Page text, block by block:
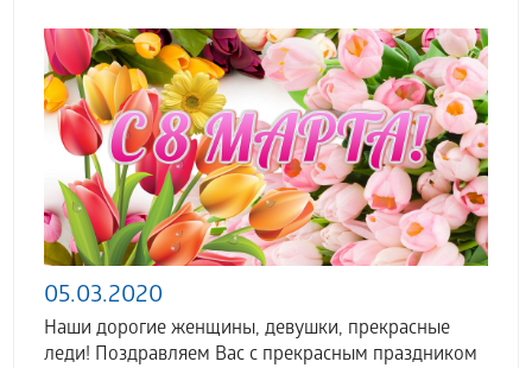
05.03.2020
Наши дорогие женщины, девушки, прекрасные
леди! Поздравляем Вас с прекрасным праздником